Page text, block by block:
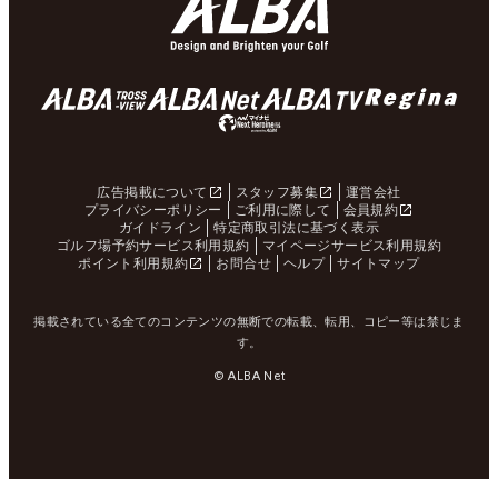
広告掲載について スタッフ募集
運営会社
プライバシーポリシー
ご利用に際して
会員規約
ガイドライン
特定商取引法に基づく表示
ゴルフ場予約サービス利用規約
マイページサービス利用規約
ポイント利用規約
お問合せ ヘルプ サイトマップ
掲載されている全てのコンテンツの無断での転載、転用、コピー等は禁じま
す。
© ALBA Net